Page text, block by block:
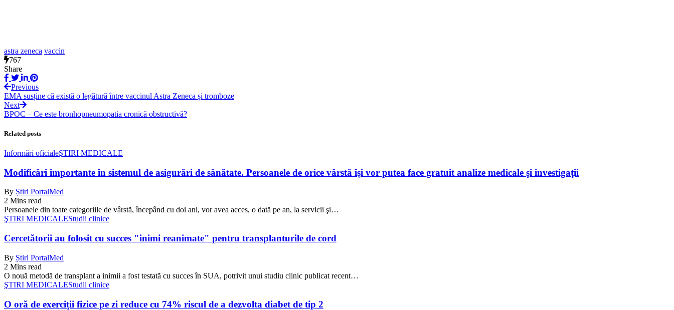
astra zeneca vaccin
767
Share
Previous
EMA susține că există o legătură între vaccinul Astra Zeneca și tromboze
Next
BPOC – Ce este bronhopneumopatia cronică obstructivă?
Related posts
Informări oficialeŞTIRI MEDICALE
Modificări importante în sistemul de asigurări de sănătate. Persoanele de orice vârstă își vor putea face gratuit analize medicale şi investigaţii
By Știri PortalMed
2 Mins read
Persoanele din toate categoriile de vârstă, începând cu doi ani, vor avea acces, o dată pe an, la servicii şi…
ŞTIRI MEDICALEStudii clinice
Cercetătorii au folosit cu succes "inimi reanimate" pentru transplanturile de cord
By Știri PortalMed
2 Mins read
O nouă metodă de transplant a inimii a fost testată cu succes în SUA, potrivit unui studiu clinic publicat recent…
ŞTIRI MEDICALEStudii clinice
O oră de exerciții fizice pe zi reduce cu 74% riscul de a dezvolta diabet de tip 2